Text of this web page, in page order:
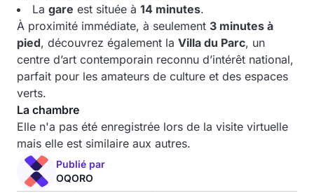
La gare est située à 14 minutes.
À proximité immédiate, à seulement 3 minutes à
pied, découvrez également la Villa du Parc, un
centre d’art contemporain reconnu d’intérêt national,
parfait pour les amateurs de culture et des espaces
verts.
La chambre
Elle n'a pas été enregistrée lors de la visite virtuelle
mais elle est similaire aux autres.
Publié par
OQORO